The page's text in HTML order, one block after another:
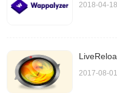
2018-04-18
2017-08-01